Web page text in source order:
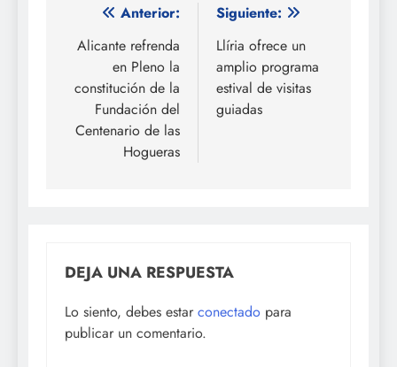
Navegación
de
entradas
Anterior:
Alicante refrenda
en Pleno la
constitución de la
Fundación del
Centenario de las
Hogueras
Siguiente:
Llíria ofrece un
amplio programa
estival de visitas
guiadas
DEJA UNA RESPUESTA
Lo siento, debes estar conectado para
publicar un comentario.